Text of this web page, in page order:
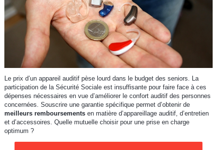
Le prix d’un appareil auditif pèse lourd dans le budget des seniors. La
participation de la Sécurité Sociale est insuffisante pour faire face à ces
dépenses nécessaires en vue d’améliorer le confort auditif des personnes
concernées. Souscrire une garantie spécifique permet d’obtenir de
meilleurs remboursementsen matière d’appareillage auditif, d’entretien
et d’accessoires. Quelle mutuelle choisir pour une prise en charge
optimum ?